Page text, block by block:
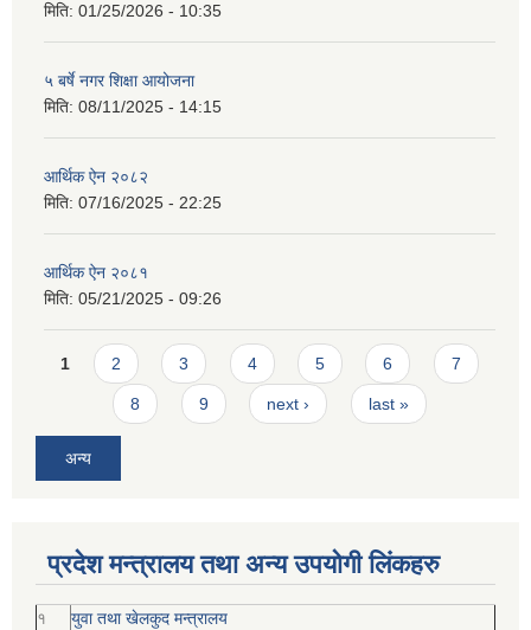
मिति: 01/25/2026 - 10:35
५ बर्षे नगर शिक्षा आयोजना
मिति: 08/11/2025 - 14:15
आर्थिक ऐन २०८२
मिति: 07/16/2025 - 22:25
आर्थिक ऐन २०८१
मिति: 05/21/2025 - 09:26
Pages
1 2 3 4 5 6 7
8 9 next › last »
अन्य
प्रदेश मन्त्रालय तथा अन्य उपयोगी लिंकहरु
१
युवा तथा खेलकुद मन्त्रालय